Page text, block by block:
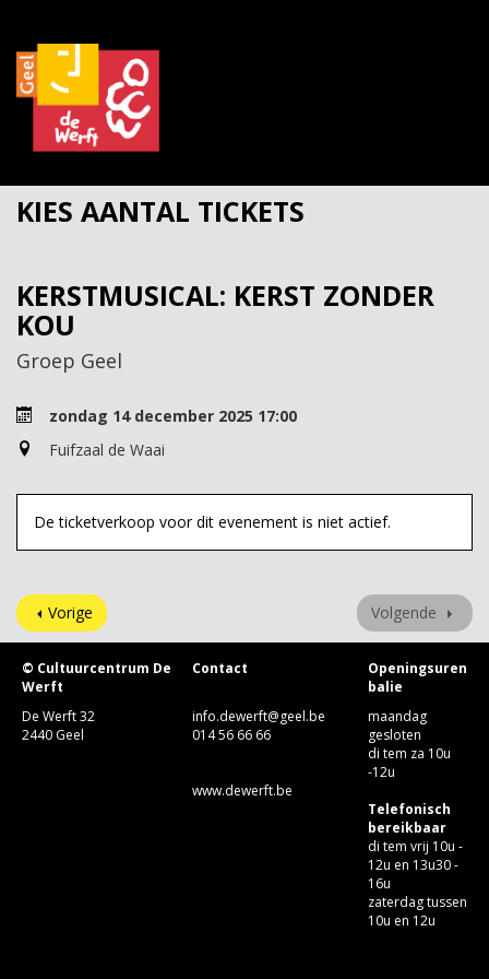
KIES AANTAL TICKETS
KERSTMUSICAL: KERST ZONDER
KOU
Groep Geel
zondag 14 december 2025 17:00
Fuifzaal de Waai
De ticketverkoop voor dit evenement is niet actief.
Vorige Volgende
© Cultuurcentrum De
Werft
Contact
Openingsuren
balie
De Werft 32
2440 Geel
info.dewerft@geel.be
014 56 66 66
www.dewerft.be
maandag
gesloten
di tem za 10u
-12u
Telefonisch
bereikbaar
di tem vrij 10u -
12u en 13u30 -
16u
zaterdag tussen
10u en 12u